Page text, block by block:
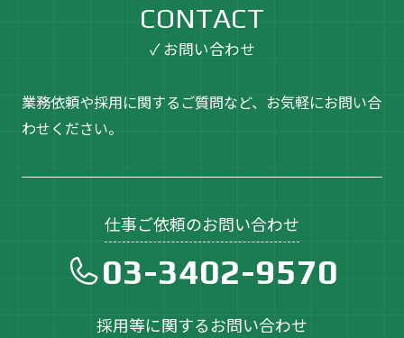
CONTACT
✓ お問い合わせ
業務依頼や採用に関するご質問など、お気軽にお問い合
わせください。
仕事ご依頼のお問い合わせ
03-3402-9570
採用等に関するお問い合わせ